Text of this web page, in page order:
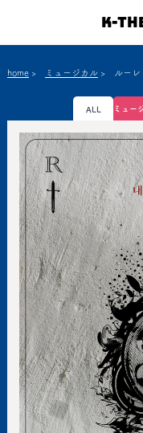
K-
home> ミュージカル> ルーレ
ALL ミュー